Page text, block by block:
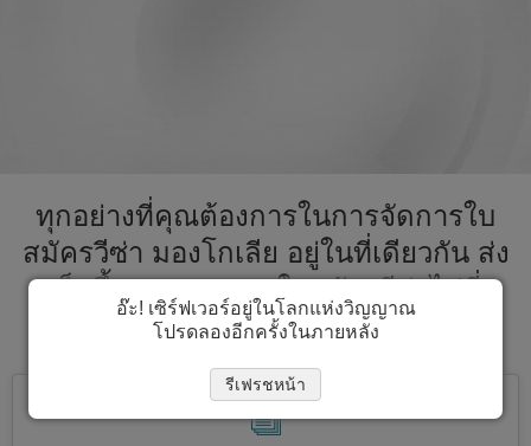
ทุกอย่างที่คุณต้องการในการจัดการใบ
สมัครวีซ่า มองโกเลีย อยู่ในที่เดียวกัน ส่ง
เร็วขึ้นกระบวนการใบสมัครวีซ่าไปที่
มองโกเลีย
อ๊ะ! เซิร์ฟเวอร์อยู่ในโลกแห่งวิญญาณ
โปรดลองอีกครั้งในภายหลัง
รีเฟรชหน้า